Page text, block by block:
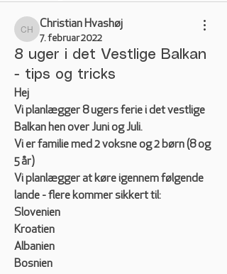
Christian Hvashøj
Christian Hvashøj
7. februar 2022
8 uger i det Vestlige Balkan
- tips og tricks
Hej
Vi planlægger 8 ugers ferie i det vestlige
Balkan hen over Juni og Juli.
Vi er familie med 2 voksne og 2 børn (8 og
5 år)
Vi planlægger at køre igennem følgende
lande - flere kommer sikkert til:
Slovenien
Kroatien
Albanien
Bosnien